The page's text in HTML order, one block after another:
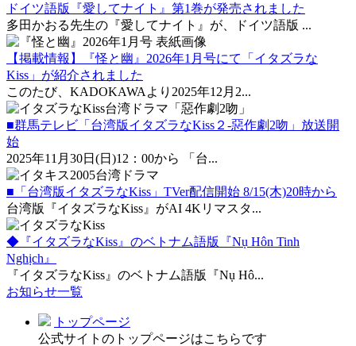
ドイツ語版『愛してナイト』第1巻が発売されました
多田かおる先生の『愛してナイト』が、ドイツ語版 ...
【掲載情報】『怪と幽』2026年1月号にて「イタズラな
Kiss」が紹介されました
このたび、KADOKAWAより2025年12月2...
■群馬テレビ「台湾版イタズラなKiss２-惡作劇2吻」放送開
始
2025年11月30日(日)12：00から 「台...
■「台湾版イタズラなKiss」TVer配信開始 8/15(木)20時から
台湾版『イタズラなKiss』がAI 4Kリマスタ...
◆『イタズラなKiss』のベトナム語版『Nụ Hôn Tinh
Nghịch』
『イタズラなKiss』のベトナム語版『Nụ Hô...
お知らせ一覧
トップページ
公式サイトのトップページはこちらです